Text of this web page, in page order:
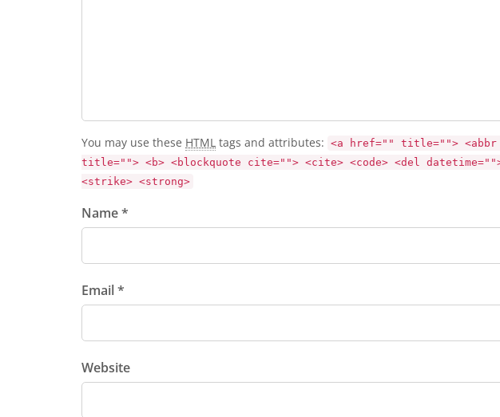
You may use these HTML tags and attributes: <a href="" title=""> <abbr
title=""> <b> <blockquote cite=""> <cite> <code> <del
<strike> <strong>
Name *
Email *
Website